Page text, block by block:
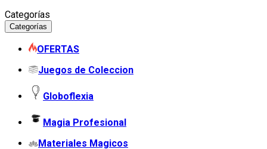
Categorías
Categorías
OFERTAS
Juegos de Coleccion
Globoflexia
Magia Profesional
Materiales Magicos